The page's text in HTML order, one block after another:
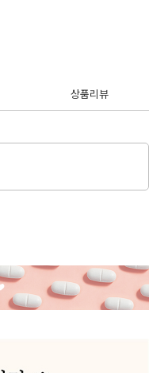
상품리뷰